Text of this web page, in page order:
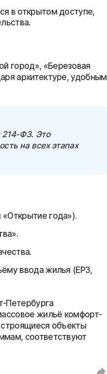
в открытом доступе,
город», «Березовая
архитектуре, удобным
214-ФЗ. Это
на всех этапах
года»).
ввода жилья (ЕРЗ,
Петербурга
жильё комфорт-
строящиеся объекты
соответствуют